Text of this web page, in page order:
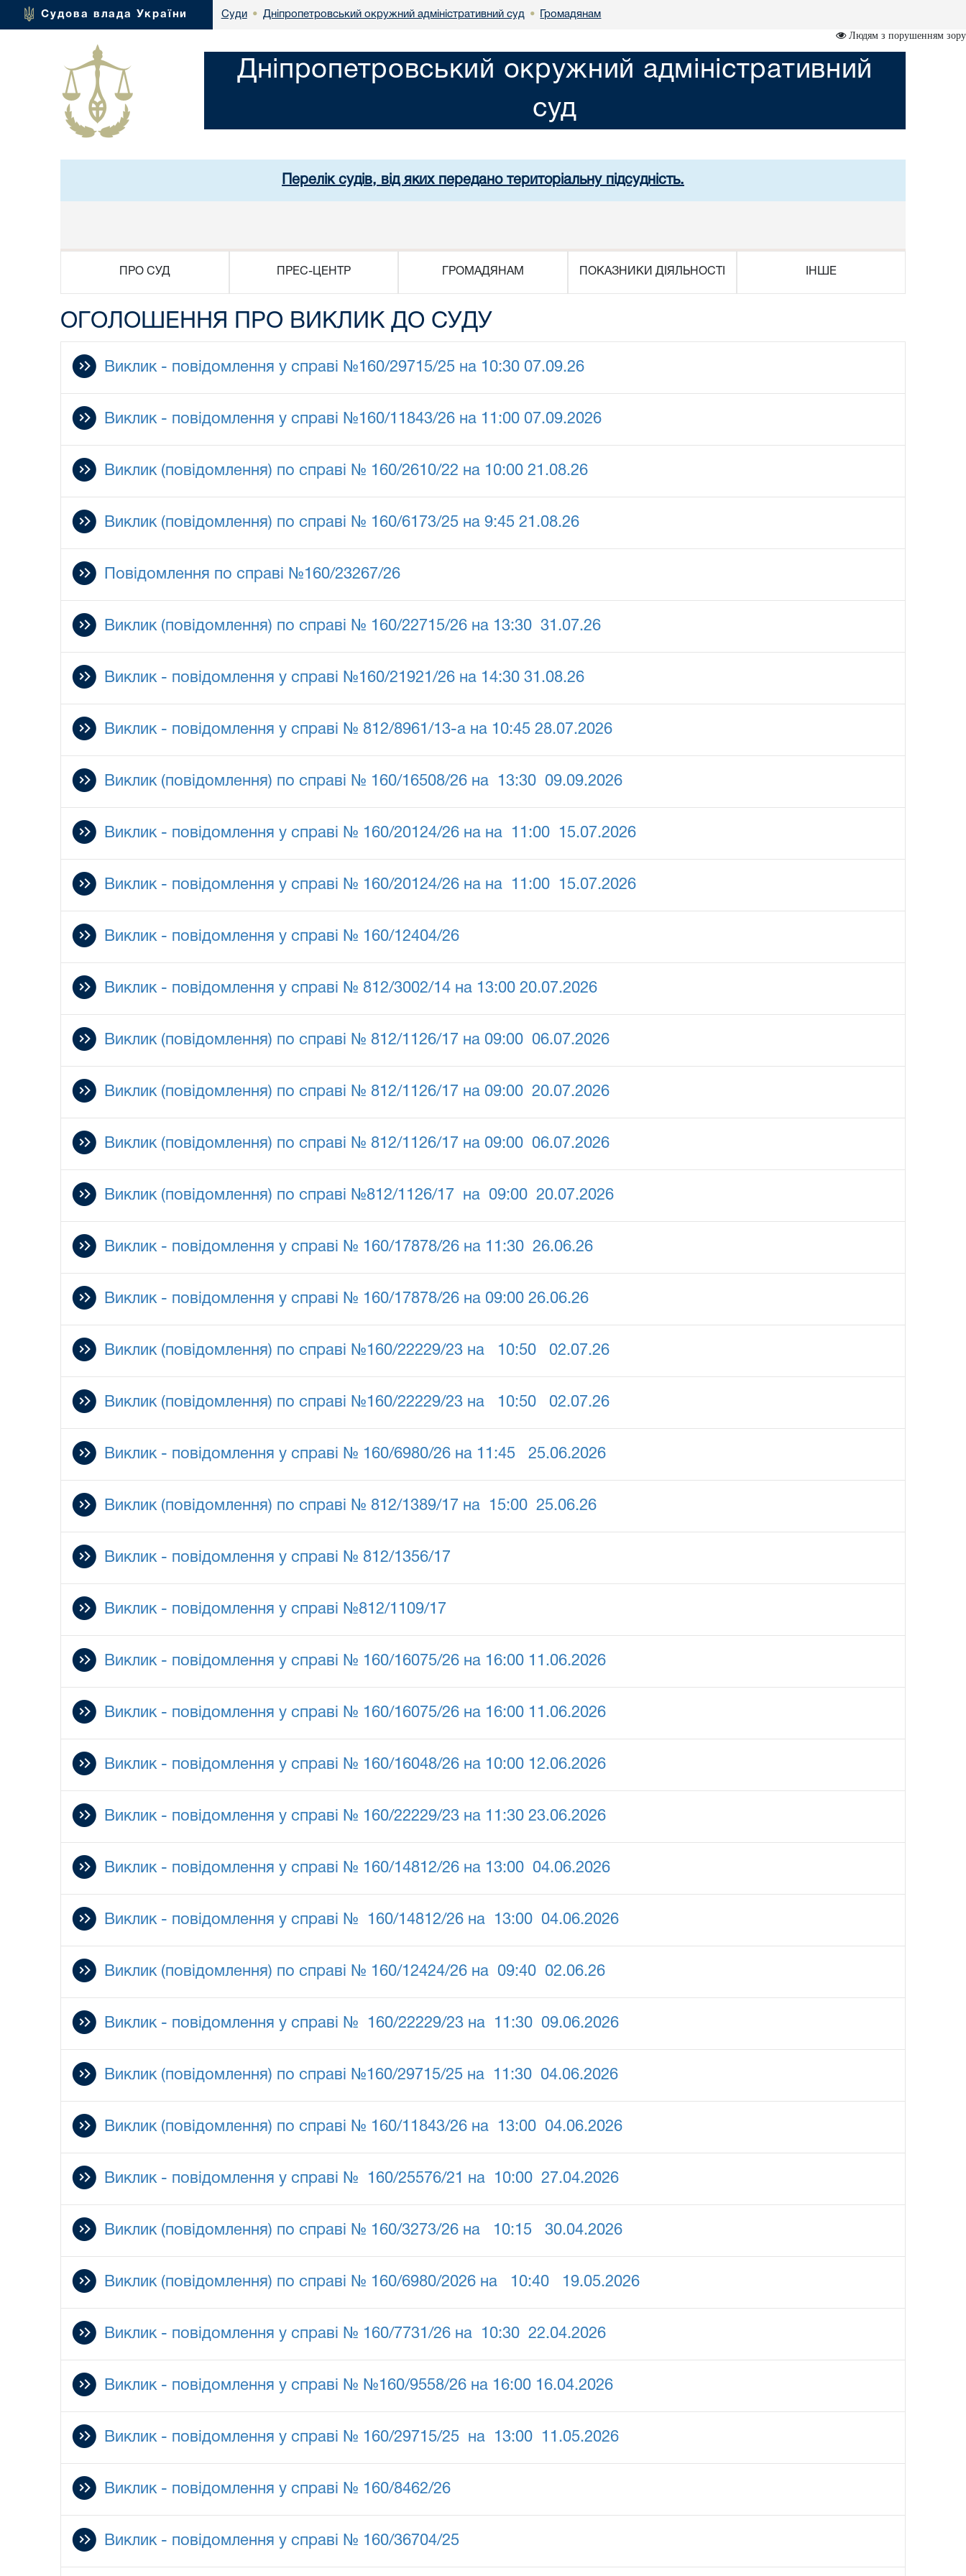
Судова влада України Суди • Дніпропетровський окружний адміністративний суд • Громадянам
Людям з порушенням зору
Дніпропетровський окружний адміністративний
суд
Перелік судів, від яких передано територіальну підсудність.
ПРО СУД ПРЕС-ЦЕНТР ГРОМАДЯНАМ ПОКАЗНИКИ ДІЯЛЬНОСТІ ІНШЕ
ОГОЛОШЕННЯ ПРО ВИКЛИК ДО СУДУ
Виклик - повідомлення у справі №160/29715/25 на 10:30 07.09.26
Виклик - повідомлення у справі №160/11843/26 на 11:00 07.09.2026
Виклик (повідомлення) по справі № 160/2610/22 на 10:00 21.08.26
Виклик (повідомлення) по справі № 160/6173/25 на 9:45 21.08.26
Повідомлення по справі №160/23267/26
Виклик (повідомлення) по справі № 160/22715/26 на 13:30 31.07.26
Виклик - повідомлення у справі №160/21921/26 на 14:30 31.08.26
Виклик - повідомлення у справі № 812/8961/13-а на 10:45 28.07.2026
Виклик (повідомлення) по справі № 160/16508/26 на 13:30 09.09.2026
Виклик - повідомлення у справі № 160/20124/26 на на 11:00 15.07.2026
Виклик - повідомлення у справі № 160/20124/26 на на 11:00 15.07.2026
Виклик - повідомлення у справі № 160/12404/26
Виклик - повідомлення у справі № 812/3002/14 на 13:00 20.07.2026
Виклик (повідомлення) по справі № 812/1126/17 на 09:00 06.07.2026
Виклик (повідомлення) по справі № 812/1126/17 на 09:00 20.07.2026
Виклик (повідомлення) по справі № 812/1126/17 на 09:00 06.07.2026
Виклик (повідомлення) по справі №812/1126/17 на 09:00 20.07.2026
Виклик - повідомлення у справі № 160/17878/26 на 11:30 26.06.26
Виклик - повідомлення у справі № 160/17878/26 на 09:00 26.06.26
Виклик (повідомлення) по справі №160/22229/23 на 10:50 02.07.26
Виклик (повідомлення) по справі №160/22229/23 на 10:50 02.07.26
Виклик - повідомлення у справі № 160/6980/26 на 11:45 25.06.2026
Виклик (повідомлення) по справі № 812/1389/17 на 15:00 25.06.26
Виклик - повідомлення у справі № 812/1356/17
Виклик - повідомлення у справі №812/1109/17
Виклик - повідомлення у справі № 160/16075/26 на 16:00 11.06.2026
Виклик - повідомлення у справі № 160/16075/26 на 16:00 11.06.2026
Виклик - повідомлення у справі № 160/16048/26 на 10:00 12.06.2026
Виклик - повідомлення у справі № 160/22229/23 на 11:30 23.06.2026
Виклик - повідомлення у справі № 160/14812/26 на 13:00 04.06.2026
Виклик - повідомлення у справі № 160/14812/26 на 13:00 04.06.2026
Виклик (повідомлення) по справі № 160/12424/26 на 09:40 02.06.26
Виклик - повідомлення у справі № 160/22229/23 на 11:30 09.06.2026
Виклик (повідомлення) по справі №160/29715/25 на 11:30 04.06.2026
Виклик (повідомлення) по справі № 160/11843/26 на 13:00 04.06.2026
Виклик - повідомлення у справі № 160/25576/21 на 10:00 27.04.2026
Виклик (повідомлення) по справі № 160/3273/26 на 10:15 30.04.2026
Виклик (повідомлення) по справі № 160/6980/2026 на 10:40 19.05.2026
Виклик - повідомлення у справі № 160/7731/26 на 10:30 22.04.2026
Виклик - повідомлення у справі № №160/9558/26 на 16:00 16.04.2026
Виклик - повідомлення у справі № 160/29715/25 на 13:00 11.05.2026
Виклик - повідомлення у справі № 160/8462/26
Виклик - повідомлення у справі № 160/36704/25